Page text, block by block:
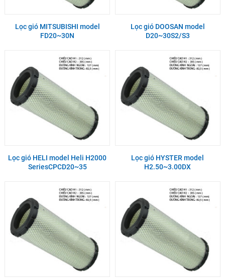
Lọc gió MITSUBISHI model
FD20~30N
Lọc gió DOOSAN model
D20~30S2/S3
Lọc gió HELI model Heli H2000
SeriesCPCD20~35
Lọc gió HYSTER model
H2.50~3.00DX